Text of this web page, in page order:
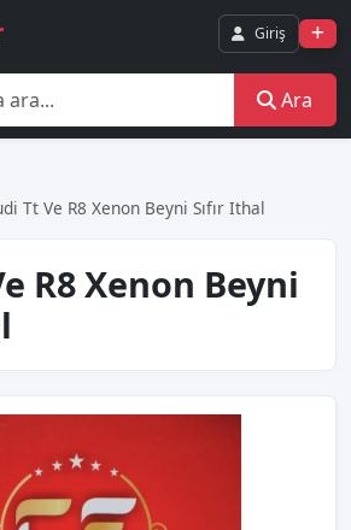
Giriş
Ara
Tt Ve R8 Xenon Beyni Sıfır Ithal
R8 Xenon Beyni